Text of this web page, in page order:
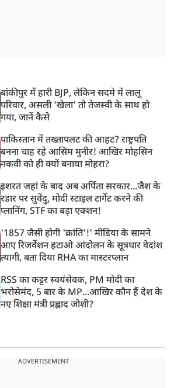
बांकीपुर में हारी BJP, लेकिन सदमे में लालू
परिवार, असली ‘खेला’ तो तेजस्वी के साथ हो
गया, जानें कैसे
पाकिस्तान में तख्तापलट की आहट? राष्ट्रपति
बनना चाह रहे आसिम मुनीर! आखिर मोहसिन
नकवी को ही क्यों बनाया मोहरा?
इशरत जहां के बाद अब अर्पिता सरकार...जैश के
रडार पर सुवेंदु, मोदी स्टाइल टार्गेट करने की
प्लानिंग, STF का बड़ा एक्शन!
'1857 जैसी होगी 'क्रांति'!' मीडिया के सामने
आए रिजर्वेशन हटाओ आंदोलन के सूत्रधार वेदांश
त्यागी, बता दिया RHA का मास्टरप्लान
RSS का कट्टर स्वयंसेवक, PM मोदी का
भरोसेमंद, 5 बार के MP...आखिर कौन हैं देश के
नए शिक्षा मंत्री प्रह्लाद जोशी?
ADVERTISEMENT